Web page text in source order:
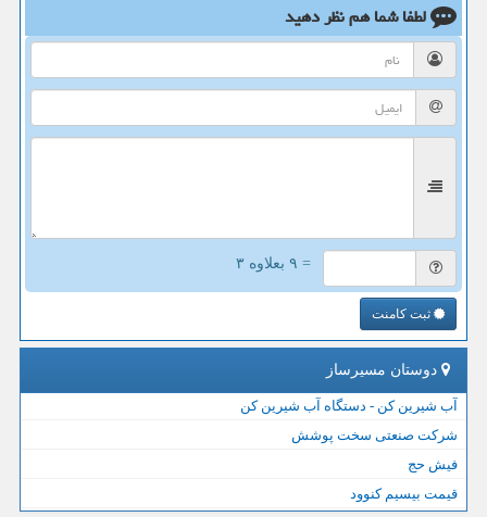
لطفا شما همنظر دهید
= ۹ بعلاوه ۳
ثبت کامنت
دوستان مسیرساز
آب شیرین کن - دستگاه آب شیرین کن
شرکت صنعتی سخت پوشش
فیش حج
قیمت بیسیم کنوود